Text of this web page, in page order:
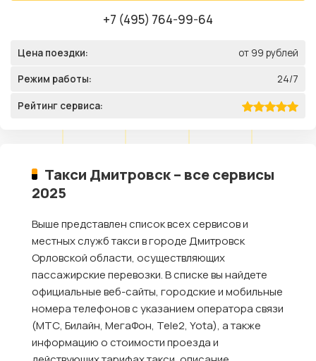
+7 (495) 764-99-64
Цена поездки: от 99 рублей
Режим работы: 24/7
Рейтинг сервиса:
Такси Дмитровск – все сервисы
2025
Выше представлен список всех сервисов и
местных служб такси в городе Дмитровск
Орловской области, осуществляющих
пассажирские перевозки. В списке вы найдете
официальные веб-сайты, городские и мобильные
номера телефонов с указанием оператора связи
(МТС, Билайн, МегаФон, Tele2, Yota), а также
информацию о стоимости проезда и